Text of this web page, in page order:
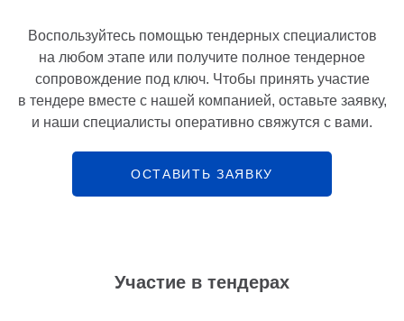
Воспользуйтесь помощью тендерных специалистов
на любом этапе или получите полное тендерное
сопровождение под ключ. Чтобы принять участие
в тендере вместе с нашей компанией, оставьте заявку,
и наши специалисты оперативно свяжутся с вами.
ОСТАВИТЬ ЗАЯВКУ
Участие в тендерах